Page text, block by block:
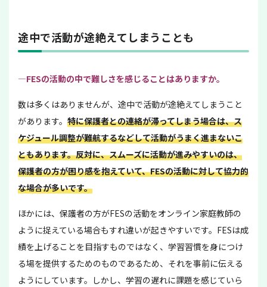
途中で活動が途絶えてしまうことも
—FESの活動の中で難しさを感じることはありますか。
数は多くはありませんが、途中で活動が途絶えてしまうこと
があります。 特に保護者との連絡が滞ってしまう場合は、ス
ケジュール調整が難航するなどして活動がうまく進まないこ
ともあります。反対に、スムーズに活動が進みやすいのは、
保護者の方が困り感を抱えていて、FESの活動に対して協力的
な場合が多いです。
ほかには、保護者の方がFESの活動をオンライン家庭教師の
ように捉えている場合もすれ違いが起きやすいです。FESは成
績を上げることを目指すものではなく、学習習慣を身につけ
る場を提供するためのものであるため、それを事前に伝える
ようにしています。しかし、学習の遅れに課題を感じていら